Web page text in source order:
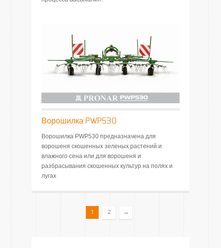
Ворошилка PWP530
Ворошилка PWP530 предназначенa для
ворошеня скошенных зеленых растений и
влажного сена или для ворошеня и
разбрасывания скошенных культур на полях и
лугах
1 2 →